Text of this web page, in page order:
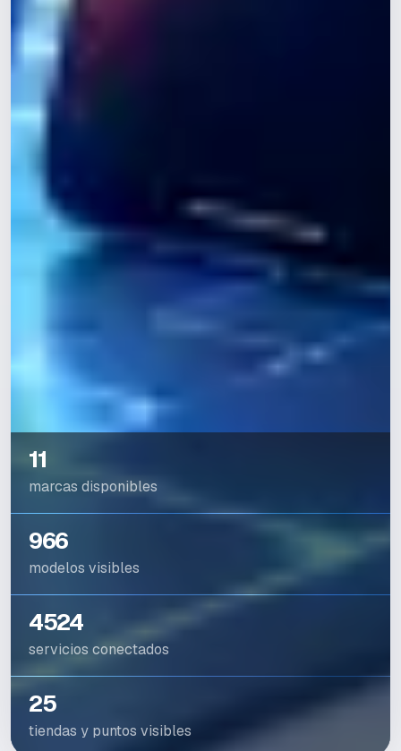
11
marcas disponibles
966
modelos visibles
4524
servicios conectados
25
tiendas y puntos visibles